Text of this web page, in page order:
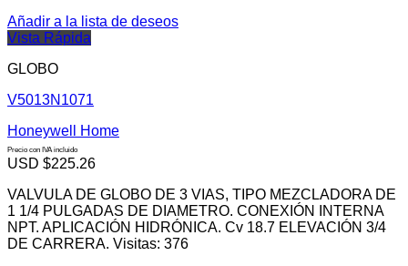
Añadir a la lista de deseos
Vista Rápida
GLOBO
V5013N1071
Honeywell Home
Precio con IVA incluido
USD $225.26
VALVULA DE GLOBO DE 3 VIAS, TIPO MEZCLADORA DE
1 1/4 PULGADAS DE DIAMETRO. CONEXIÓN INTERNA
NPT. APLICACIÓN HIDRÓNICA. Cv 18.7 ELEVACIÓN 3/4
DE CARRERA. Visitas: 376